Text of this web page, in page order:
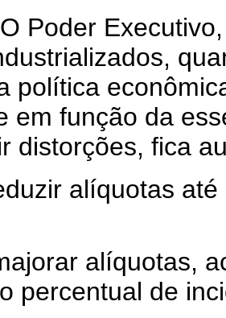
Poder
política
em função da
distorções, fica
alíquotas
alíquotas,
percentual de